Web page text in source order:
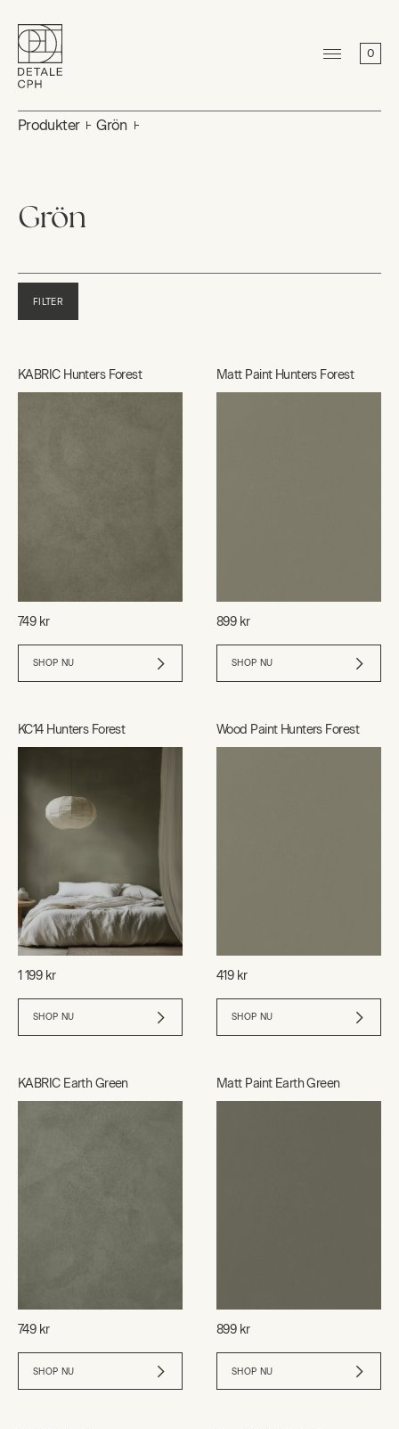
0
Produkter Grön
Grön
FILTER
KABRIC Hunters Forest
749 kr
SHOP NU
Matt Paint Hunters Forest
899 kr
SHOP NU
KC14 Hunters Forest
1 199 kr
SHOP NU
Wood Paint Hunters Forest
419 kr
SHOP NU
KABRIC Earth Green
749 kr
SHOP NU
Matt Paint Earth Green
899 kr
SHOP NU